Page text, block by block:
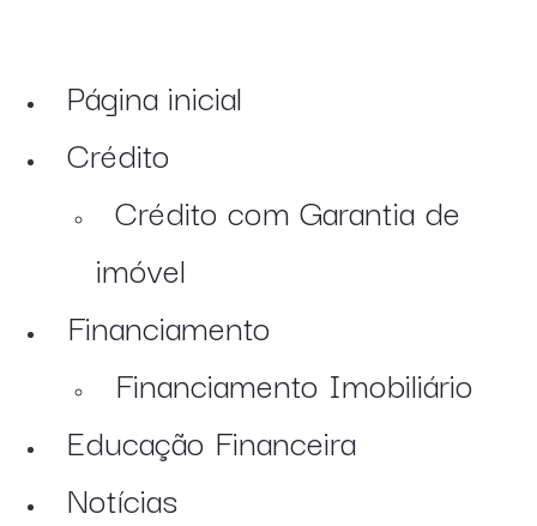
Página inicial
Crédito
Crédito com Garantia de
imóvel
Financiamento
Financiamento Imobiliário
Educação Financeira
Notícias